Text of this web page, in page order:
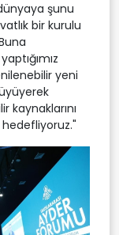
şunu
bir kurulu
yeni
kaynaklarını